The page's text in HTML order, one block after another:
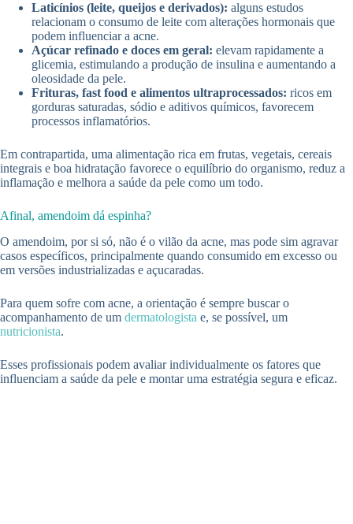
Laticínios (leite, queijos e derivados): alguns estudos
relacionam o consumo de leite com alterações hormonais que
podem influenciar a acne.
Açúcar refinado e doces em geral: elevam rapidamente a
glicemia, estimulando a produção de insulina e aumentando a
oleosidade da pele.
Frituras, fast food e alimentos ultraprocessados: ricos em
gorduras saturadas, sódio e aditivos químicos, favorecem
processos inflamatórios.
Em contrapartida, uma alimentação rica em frutas, vegetais, cereais
integrais e boa hidratação favorece o equilíbrio do organismo, reduz a
inflamação e melhora a saúde da pele como um todo.
Afinal, amendoim dá espinha?
O amendoim, por si só, não é o vilão da acne, mas pode sim agravar
casos específicos, principalmente quando consumido em excesso ou
em versões industrializadas e açucaradas.
Para quem sofre com acne, a orientação é sempre buscar o
acompanhamento de um dermatologista e, se possível, um
nutricionista.
Esses profissionais podem avaliar individualmente os fatores que
influenciam a saúde da pele e montar uma estratégia segura e eficaz.